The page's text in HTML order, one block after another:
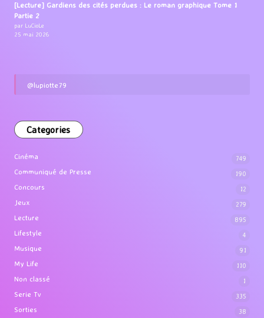
[Lecture] Gardiens des cités perdues : Le roman graphique Tome 1
Partie 2
par LuCioLe
25 mai 2026
@lupiotte79
Categories
Cinéma 749
Communiqué de Presse 190
Concours 12
Jeux 279
Lecture 895
Lifestyle 4
Musique 91
My Life 110
Non classé 1
Serie Tv 335
Sorties 38